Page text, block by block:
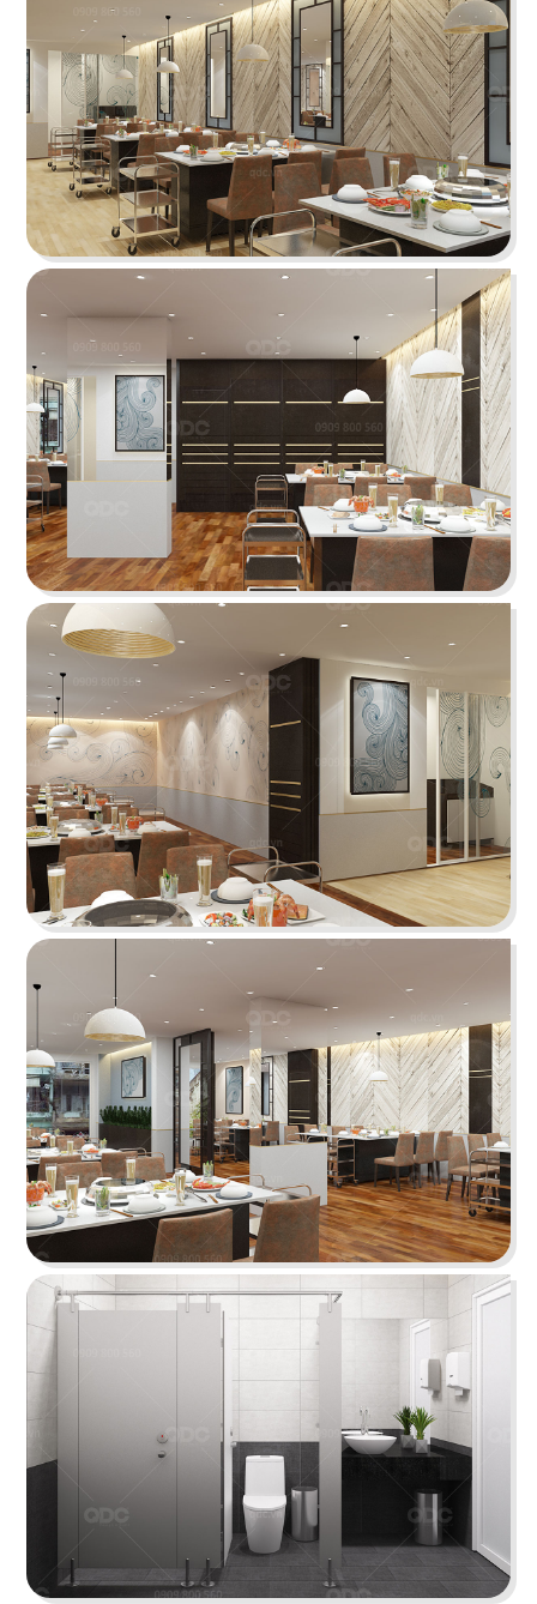
HUI XIANG SI YAN
Lấy cảm hứng từ nét đẹp truyền thống kết hợp
hơi thở hiện đại
Chi tiết
BAOZ DIMSUM
Nhà hàng mang hơi thở Trung Hoa truyền thống
tái hiện theo hình khối độc đáo
Chi tiết
VEE AYY FOOD
Hiện đại, sang trọng với phong cách kiến trúc
hiện đại quốc tế cùng gam màu thương hiệu ấn
tượng
Chi tiết
SAKURA CẦN THƠ